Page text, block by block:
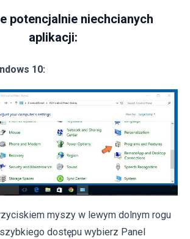
potencjalnie niechcianych
aplikacji:
10:
myszy w lewym dolnym rogu
dostępu wybierz Panel